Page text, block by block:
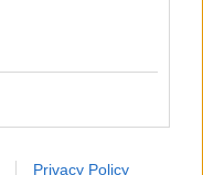
Privacy Policy